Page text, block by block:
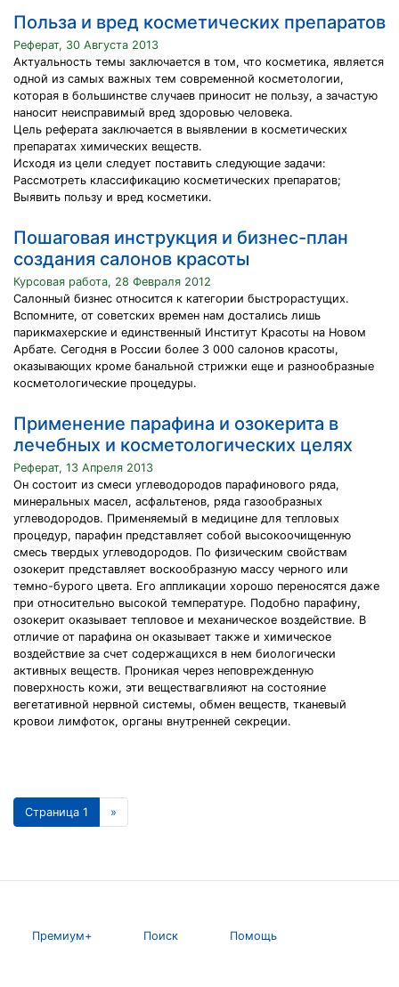
Польза и вред косметических препаратов
Реферат, 30 Августа 2013
Актуальность темы заключается в том, что косметика, является
одной из самых важных тем современной косметологии,
которая в большинстве случаев приносит не пользу, а зачастую
наносит неисправимый вред здоровью человека.
Цель реферата заключается в выявлении в косметических
препаратах химических веществ.
Исходя из цели следует поставить следующие задачи:
Рассмотреть классификацию косметических препаратов;
Выявить пользу и вред косметики.
Пошаговая инструкция и бизнес-план
создания салонов красоты
Курсовая работа, 28 Февраля 2012
Салонный бизнес относится к категории быстрорастущих.
Вспомните, от советских времен нам достались лишь
парикмахерские и единственный Институт Красоты на Новом
Арбате. Сегодня в России более 3 000 салонов красоты,
оказывающих кроме банальной стрижки еще и разнообразные
косметологические процедуры.
Применение парафина и озокерита в
лечебных и косметологических целях
Реферат, 13 Апреля 2013
Он состоит из смеси углеводородов парафинового ряда,
минеральных масел, асфальтенов, ряда газообразных
углеводородов. Применяемый в медицине для тепловых
процедур, парафин представляет собой высокоочищенную
смесь твердых углеводородов. По физическим свойствам
озокерит представляет воскообразную массу черного или
темно-бурого цвета. Его аппликации хорошо переносятся даже
при относительно высокой температуре. Подобно парафину,
озокерит оказывает тепловое и механическое воздействие. В
отличие от парафина он оказывает также и химическое
воздействие за счет содержащихся в нем биологически
активных веществ. Проникая через неповрежденную
поверхность кожи, эти веществагвлияют на состояние
вегетативной нервной системы, обмен веществ, тканевый
кровои лимфоток, органы внутренней секреции.
Страница 1 »
Премиум+ Поиск Помощь